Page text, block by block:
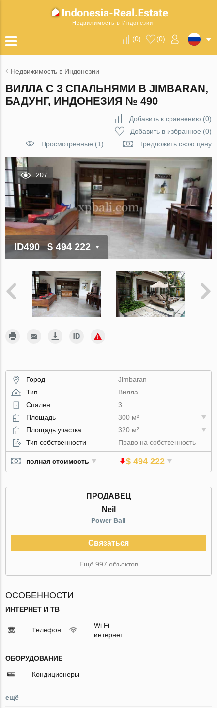
Недвижимость в Индонезии
(0) (0)
Недвижимость в Индонезии
ВИЛЛА С 3 СПАЛЬНЯМИ В JIMBARAN,
БАДУНГ, ИНДОНЕЗИЯ № 490
Добавить к сравнению (0)
Добавить в избранное (0)
Просмотренные (1)
Предложить свою цену
207
ID490 $ 494 222
Город
Jimbaran
Тип
Вилла
Спален
3
Площадь
300 м²
Площадь участка
320 м²
Тип собственности
Право на собственность
полная стоимость $ 494 222
ПРОДАВЕЦ
Neil
Power Bali
Связаться
Ещё 997 объектов
ОСОБЕННОСТИ
ИНТЕРНЕТ И ТВ
Телефон
Wi Fi
интернет
ОБОРУДОВАНИЕ
Кондиционеры
ещё